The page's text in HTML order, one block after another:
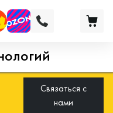
Связаться с
нами